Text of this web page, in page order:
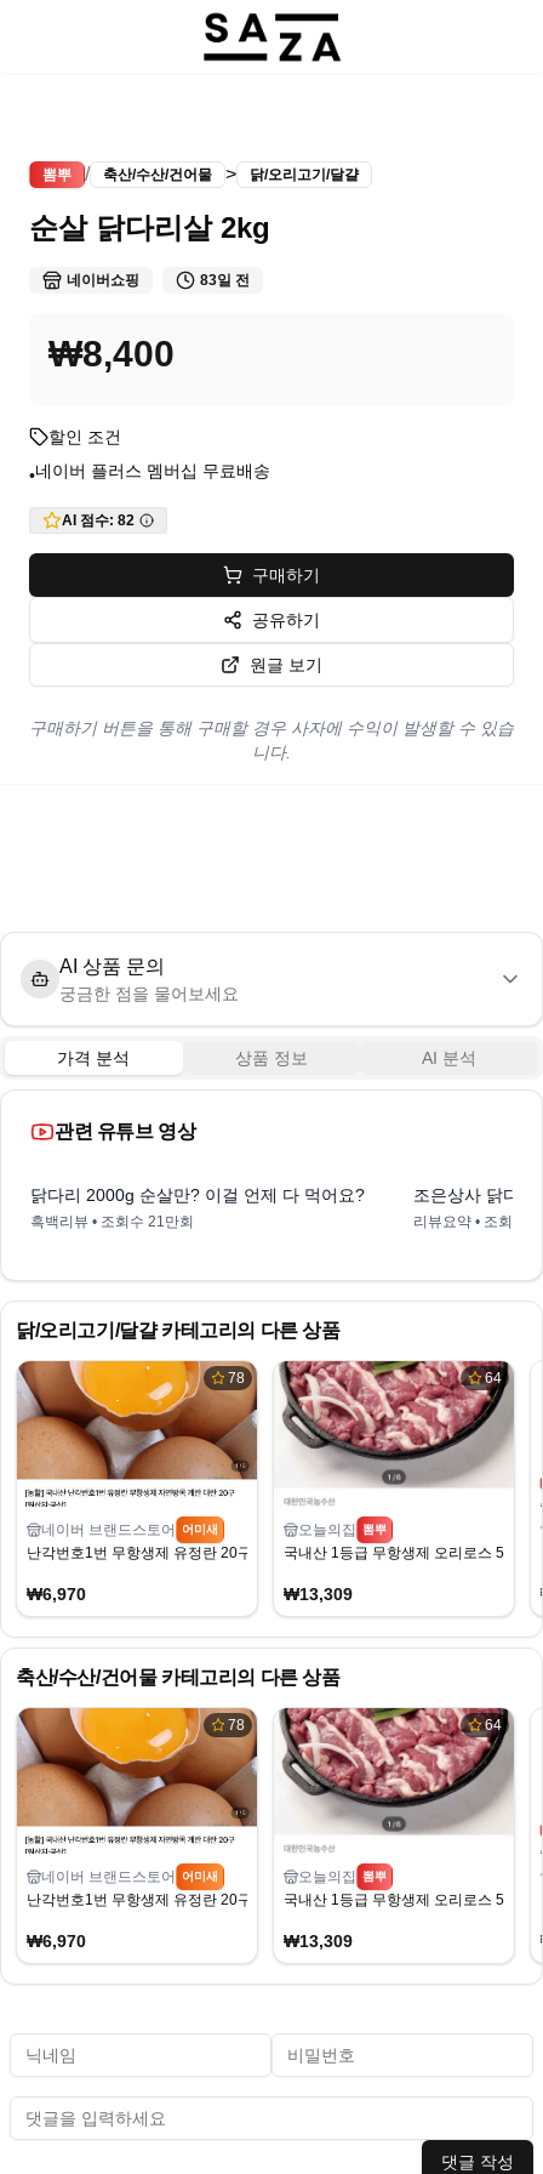
뽐뿌 / 축산/수산/건어물 > 닭/오리고기/달걀
순살 닭다리살 2kg
네이버쇼핑 83일 전
₩8,400
할인 조건
•네이버 플러스 멤버십 무료배송
AI 점수: 82
구매하기
공유하기
원글 보기
구매하기 버튼을 통해 구매할 경우 사자에 수익이 발생할 수 있습
니다.
AI 상품 문의
궁금한 점을 물어보세요
가격 분석 상품 정보 AI 분석
관련 유튜브 영상
닭다리 2000g 순살만? 이걸 언제 다 먹어요?
흑백리뷰 • 조회수 21만회
조은상사 닭다
리뷰요약 • 조회수
닭/오리고기/달걀카테고리의 다른 상품
78
네이버 브랜드스토어 어미새
난각번호1번 무항생제 유정란 20구 6970원
₩6,970
64
오늘의집 뽐뿌
국내산 1등급 무항생제 오리로스 500g
₩13,309
축산/수산/건어물카테고리의 다른 상품
78
네이버 브랜드스토어 어미새
난각번호1번 무항생제 유정란 20구 6970원
₩6,970
64
오늘의집 뽐뿌
국내산 1등급 무항생제 오리로스 500g
₩13,309
댓글 작성